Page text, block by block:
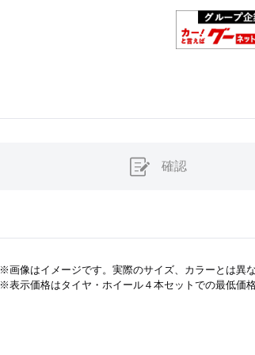
確認
※画像はイメージです。実際のサイズ、カラーとは異
※表示価格はタイヤ・ホイール４本セットでの最低価